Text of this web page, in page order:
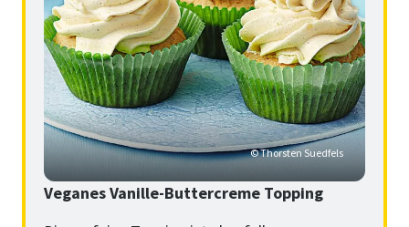
© Thorsten Suedfels
Veganes Vanille-Buttercreme Topping